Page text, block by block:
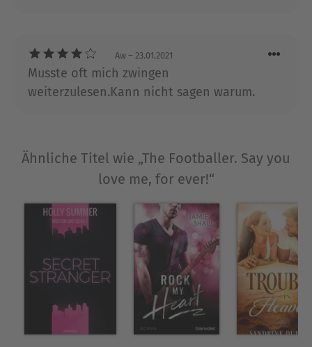
Aw – 23.01.2021
Musste oft mich zwingen
weiterzulesen.Kann nicht sagen warum.
Ähnliche Titel wie „The Footballer. Say you
love me, for ever!“